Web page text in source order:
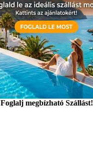
Foglalj megbízható Szállást!